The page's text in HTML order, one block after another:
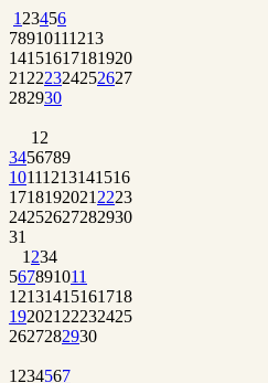
1 23456
78910111213
14151617181920
21 222324252627
282930
1 2
3456789
10111213141516
1718192021 2223
24252627282930
31
1 234
567891011
12131415161718
192021 22232425
2627282930
1 234567